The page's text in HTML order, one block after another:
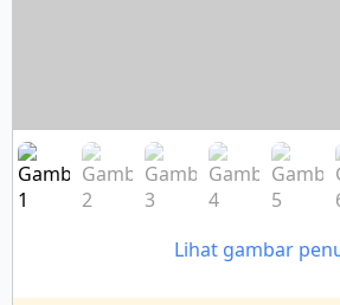
Lihat gambar